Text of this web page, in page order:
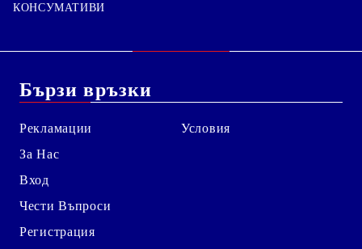
КОНСУМАТИВИ
Бързи връзки
Рекламации
За Нас
Вход
Чести Въпроси
Регистрация
Условия